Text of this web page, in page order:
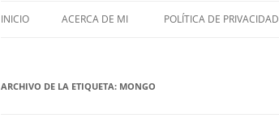
INICIO ACERCA DE MI POLÍTICA DE PRIVACIDAD
ARCHIVO DE LA ETIQUETA: MONGO